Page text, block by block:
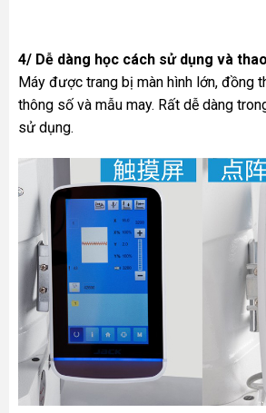
4/ Dễ dàng học cách sử dụng và
Máy được trang bị màn hình lớn, đồng
thông số và mẫu may. Rất dễ dàng
sử dụng.